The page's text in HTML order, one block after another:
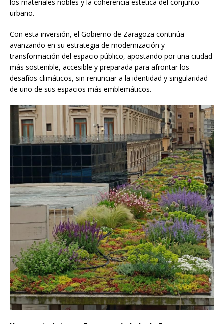
los materiales nobles y la coherencia estética del conjunto
urbano.
Con esta inversión, el Gobierno de Zaragoza continúa
avanzando en su estrategia de modernización y
transformación del espacio público, apostando por una ciudad
más sostenible, accesible y preparada para afrontar los
desafíos climáticos, sin renunciar a la identidad y singularidad
de uno de sus espacios más emblemáticos.